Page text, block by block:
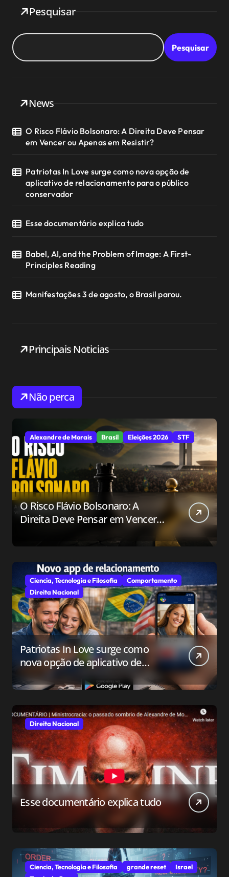
Pesquisar
Pesquisar
News
O Risco Flávio Bolsonaro: A Direita Deve Pensar
em Vencer ou Apenas em Resistir?
Patriotas In Love surge como nova opção de
aplicativo de relacionamento para o público
conservador
Esse documentário explica tudo
Babel, AI, and the Problem of Image: A First-
Principles Reading
Manifestações 3 de agosto, o Brasil parou.
Principais Noticias
Não perca
Alexandre de Morais Brasil Eleições 2026 STF
O Risco Flávio Bolsonaro: A
Direita Deve Pensar em Vencer
Ciencia, Tecnologia e Filosofia
Comportamento
Direita Nacional
Patriotas In Love surge como
nova opção de aplicativo de
relacionamento para o público
conservador
Direita Nacional
Esse documentário explica tudo
Ciencia, Tecnologia e Filosofia grande reset
Israel